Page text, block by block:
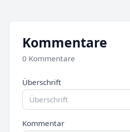
Kommentare
0 Kommentare
Überschrift
Kommentar